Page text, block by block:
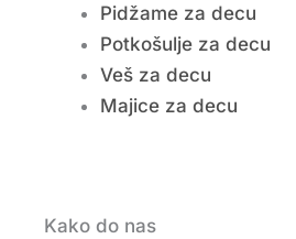
Pidžame za decu
Potkošulje za decu
Veš za decu
Majice za decu
Kako do nas